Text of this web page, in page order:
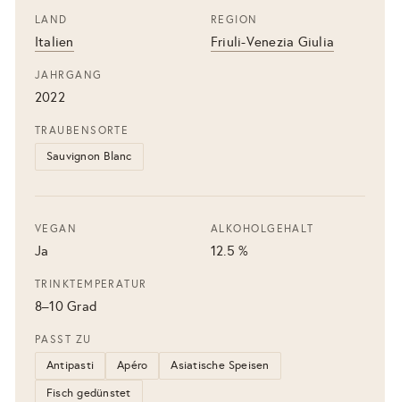
LAND
Italien
REGION
Friuli-Venezia Giulia
JAHRGANG
2022
TRAUBENSORTE
Sauvignon Blanc
VEGAN
Ja
ALKOHOLGEHALT
12.5 %
TRINKTEMPERATUR
8–10 Grad
PASST ZU
Antipasti Apéro
Asiatische Speisen
Fisch gedünstet